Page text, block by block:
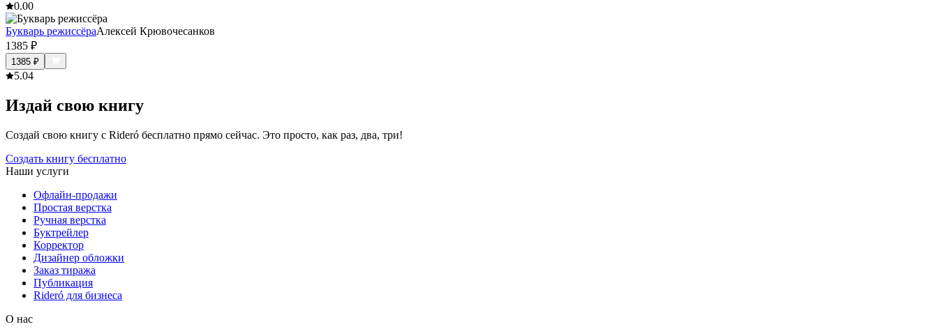
0.00
Букварь режиссёраАлексей Крювочесанков
1385 ₽
1385 ₽
5.04
Издай свою книгу
Создай свою книгу с Rideró бесплатно прямо сейчас. Это просто, как раз, два, три!
Создать книгу бесплатно
Наши услуги
Офлайн-продажи
Простая верстка
Ручная верстка
Буктрейлер
Корректор
Дизайнер обложки
Заказ тиража
Публикация
Rideró для бизнеса
О нас